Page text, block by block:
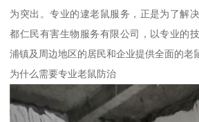
为突出。专业的逮老鼠服务，正是为了解
都仁民有害生物服务有限公司，以专业的
浦镇及周边地区的居民和企业提供全面的老
为什么需要专业老鼠防治